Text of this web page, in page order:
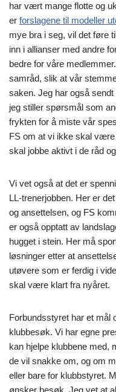
har vært mange flotte og
er forslagene til modeller
mye bra i seg, vil det føre
inn i allianser med andre
bedre for våre
samråd, slik at vår
saken. Jeg har også
jeg stiller spørsmål som
frykten for å miste vår
FS om at vi ikke skal
skal jobbe aktivt i de råd
Vi vet også at det er
LL-trenerjobben. Her er
og ansettelsen, og FS
er også opptatt av
hugget i stein. Her må
løsninger etter at
utøvere som er ferdig i
skal være klart fra nyåret.
Forbundsstyret har et
klubbesøk. Vi har egne
kan hjelpe klubbene med,
de vil snakke om, og om
eller bare for klubbstyret.